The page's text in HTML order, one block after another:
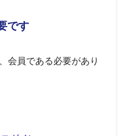
です
会員である必要があり